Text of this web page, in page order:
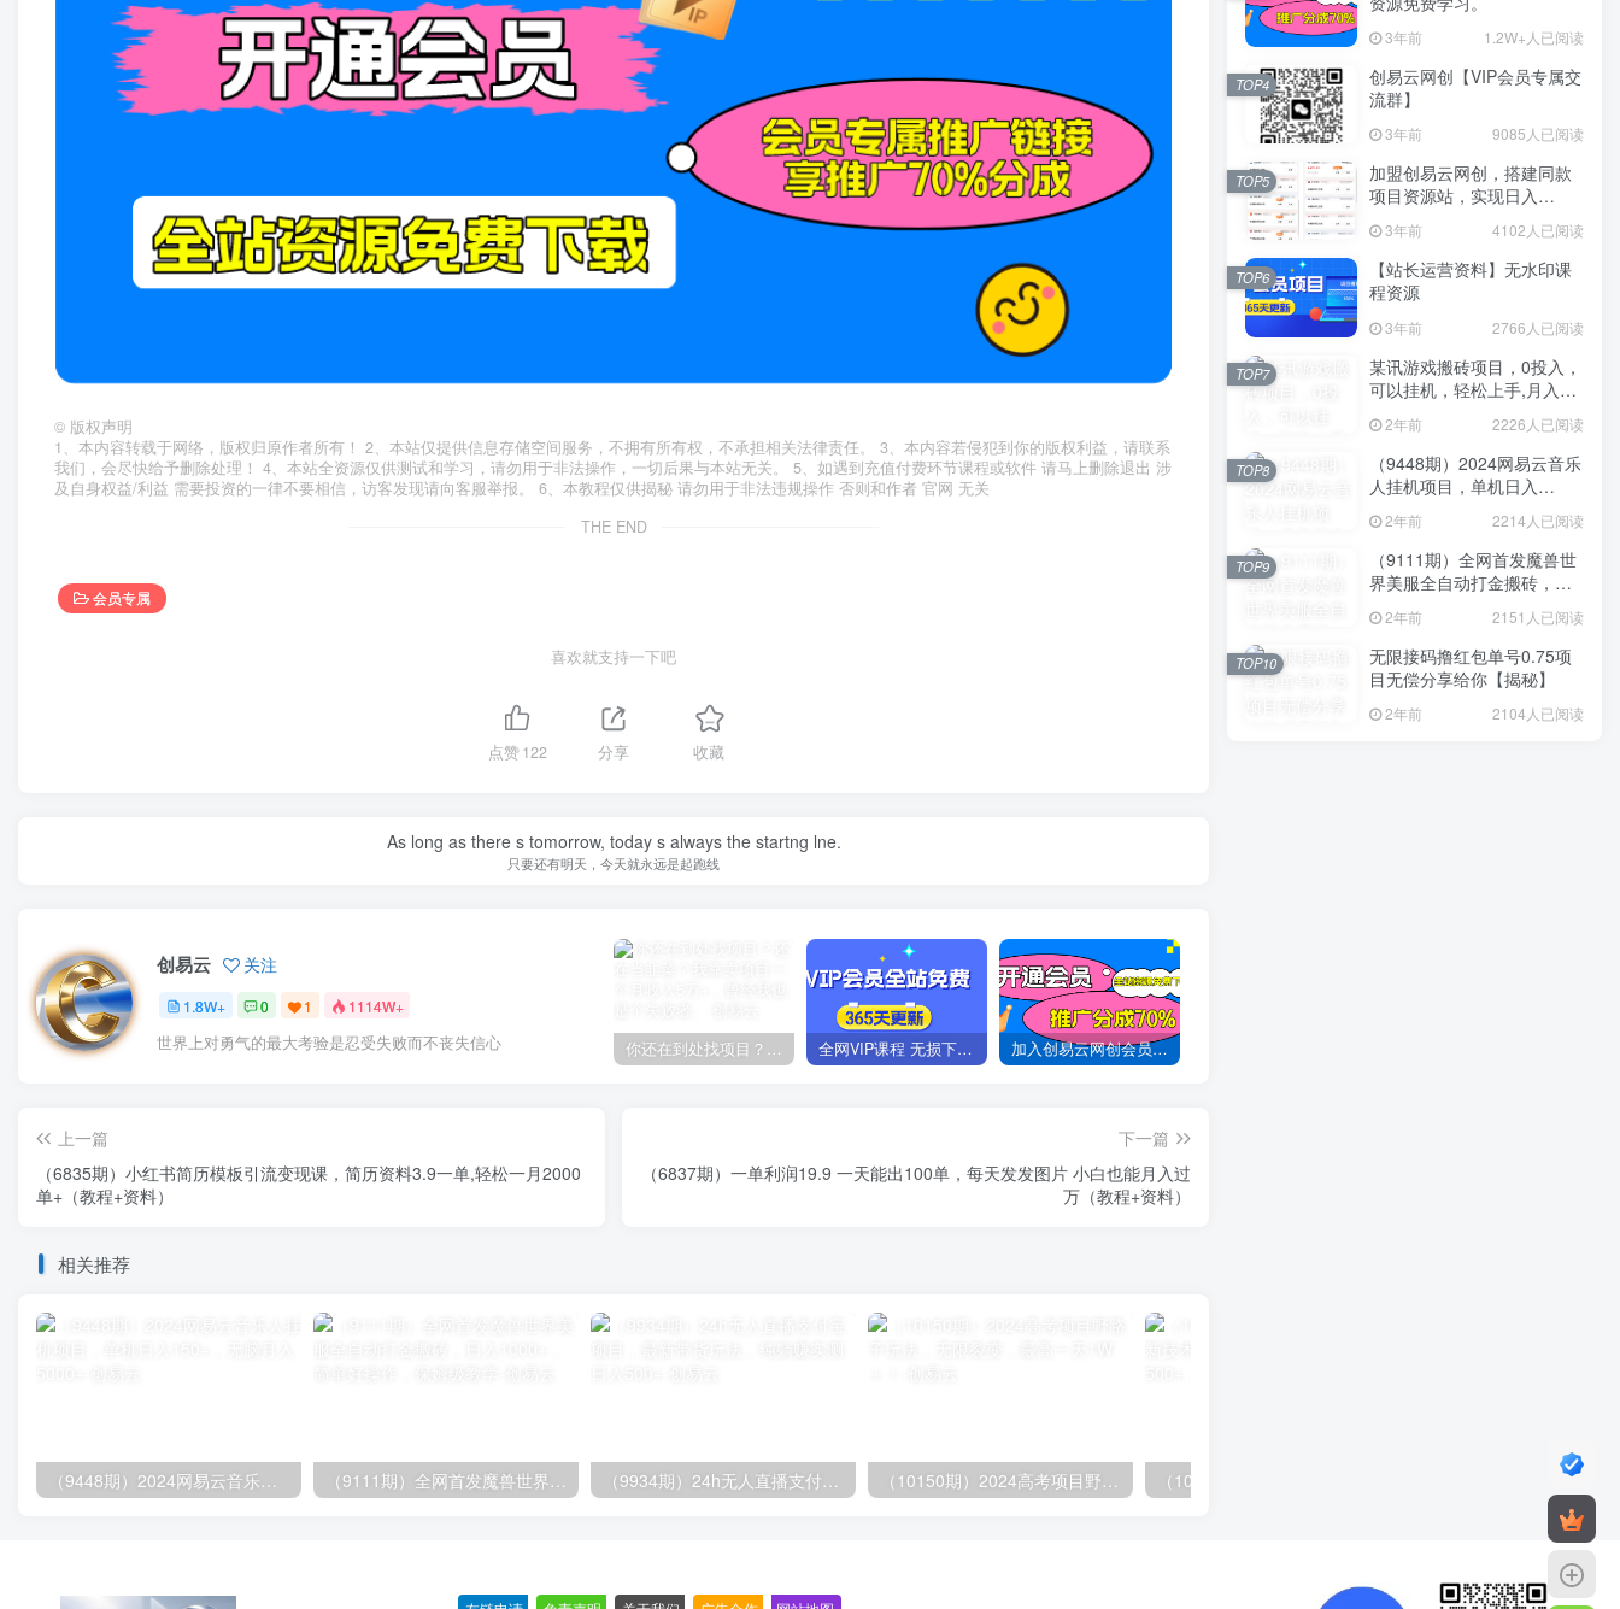
© 版权声明
1、本内容转载于网络，版权归原作者所有！ 2、本站仅提供信息存储空间服务，不拥有所有权，不承担相关法律责任。 3、本内容若侵犯到你的版权利益，请联系
我们，会尽快给予删除处理！ 4、本站全资源仅供测试和学习，请勿用于非法操作，一切后果与本站无关。 5、如遇到充值付费环节课程或软件 请马上删除退出 涉
及自身权益/利益 需要投资的一律不要相信，访客发现请向客服举报。 6、本教程仅供揭秘 请勿用于非法违规操作 否则和作者 官网 无关
THE END
会员专属
喜欢就支持一下吧
点赞122 分享 收藏
As long as there s tomorrow, today s always the startng lne.
只要还有明天，今天就永远是起跑线
创易云 关注
1.8W+ 0 1 1114W+
世界上对勇气的最大考验是忍受失败而不丧失信心 你还在到处找项目？还在当韭菜？我靠卖项目一个月收入5万+，曾经我也是个失败者。 全网VIP课程 无损下载~ 加入创易云网创会员，全站资源免费学习。
上一篇
（6835期）小红书简历模板引流变现课，简历资料3.9一单,轻松一月2000
单+（教程+资料）
下一篇
（6837期）一单利润19.9 一天能出100单，每天发发图片 小白也能月入过
万（教程+资料）
相关推荐
（9448期）2024网易云音乐人挂机项目，单机日入150+，无脑月入5000+ （9111期）全网首发魔兽世界美服全自动打金搬砖，日入1000+，简单好操作，保姆级教学 （9934期）24h无人直播支付宝项目，最新带货玩法，纯躺赚实测日入500+ （10150期）2024高考项目野路子玩法，无限裂变，最高一天1W＋！
3年前 1.2W+人已阅读
创易云网创【VIP会员专属交
流群】
3年前 9085人已阅读
TOP4
加盟创易云网创，搭建同款
项目资源站，实现日入
2000+
3年前 4102人已阅读
TOP5
【站长运营资料】无水印课
程资源
3年前 2766人已阅读
TOP6
某讯游戏搬砖项目，0投入，
可以挂机，轻松上手,月入
2年前 2226人已阅读
TOP7
（9448期）2024网易云音乐
人挂机项目，单机日入
2年前 2214人已阅读
TOP8
（9111期）全网首发魔兽世
界美服全自动打金搬砖，日
姆级教学
2年前 2151人已阅读
TOP9
无限接码撸红包单号0.75项
目无偿分享给你【揭秘】
2年前 2104人已阅读
TOP10